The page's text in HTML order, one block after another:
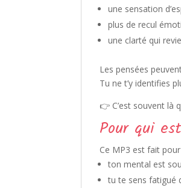
une sensation
plus de recul
une clarté qui
Les pensées
Tu ne t’y identifies
👉 C’est souvent là
Pour qui
Ce MP3 est fait
ton mental est
tu te sens fatigué